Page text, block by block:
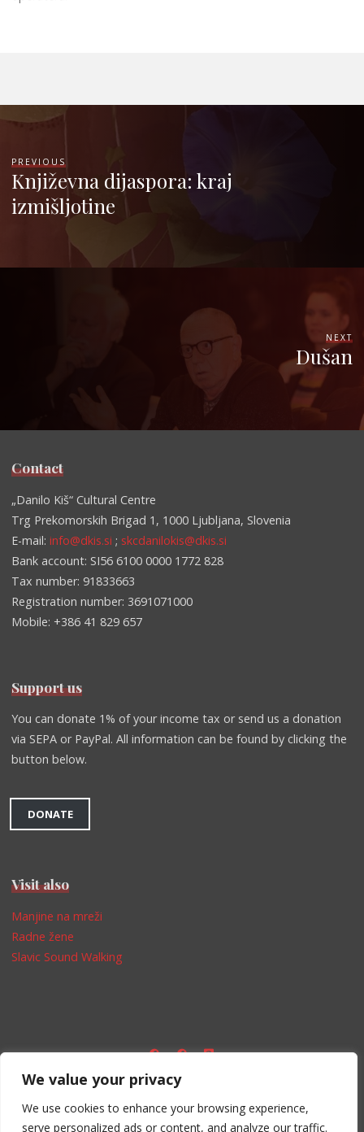
We value your privacy
We use cookies to enhance your browsing experience,
serve personalized ads or content, and analyze our traffic.
PREVIOUS
Književna dijaspora: kraj
izmišljotine
NEXT
Dušan
Contact
„Danilo Kiš“ Cultural Centre
Trg Prekomorskih Brigad 1, 1000 Ljubljana, Slovenia
E-mail:info@dkis.si ; skcdanilokis@dkis.si
Bank account: SI56 6100 0000 1772 828
Tax number: 91833663
Registration number: 3691071000
Mobile: +386 41 829 657
Support us
You can donate 1% of your income tax or send us a donation
via SEPA or PayPal. All information can be found by clicking the
button below.
DONATE
Visit also
Manjine na mreži
Radne žene
Slavic Sound Walking
Impressum